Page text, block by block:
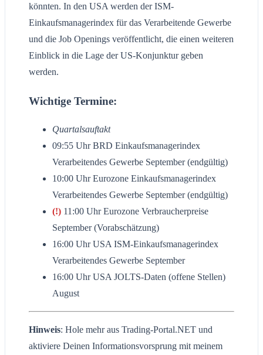
könnten. In den USA werden der ISM-
Einkaufsmanagerindex für das Verarbeitende Gewerbe
und die Job Openings veröffentlicht, die einen weiteren
Einblick in die Lage der US-Konjunktur geben
werden.
Wichtige Termine:
Quartalsauftakt
09:55 Uhr BRD Einkaufsmanagerindex
Verarbeitendes Gewerbe September (endgültig)
10:00 Uhr Eurozone Einkaufsmanagerindex
Verarbeitendes Gewerbe September (endgültig)
(!) 11:00 Uhr Eurozone Verbraucherpreise
September (Vorabschätzung)
16:00 Uhr USA ISM-Einkaufsmanagerindex
Verarbeitendes Gewerbe September
16:00 Uhr USA JOLTS-Daten (offene Stellen)
August
Hinweis: Hole mehr aus Trading-Portal.NET und
aktiviere Deinen Informationsvorsprung mit meinem